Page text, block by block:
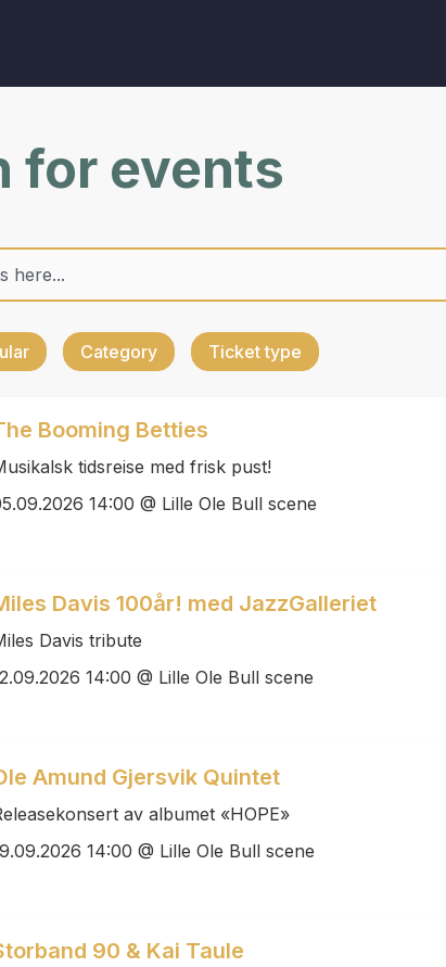
for events
Category Ticket type
Booming Betties
tidsreise med frisk pust!
14:00 @ Lille Ole Bull scene
Davis 100år! med JazzGalleriet
Davis tribute
14:00 @ Lille Ole Bull scene
Amund Gjersvik Quintet
av albumet «HOPE»
14:00 @ Lille Ole Bull scene
90 & Kai Taule